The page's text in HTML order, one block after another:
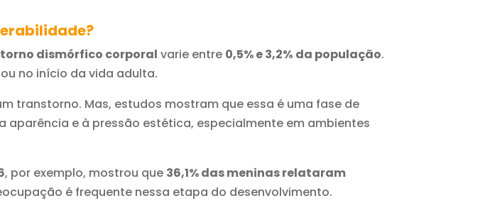
dismórfico corporal varie entre 0,5% e 3,2% da população.
no início da vida adulta.
transtorno. Mas, estudos mostram que essa é uma fase de
e à pressão estética, especialmente em ambientes
, por exemplo, mostrou que 36,1% das meninas relataram
é frequente nessa etapa do desenvolvimento.